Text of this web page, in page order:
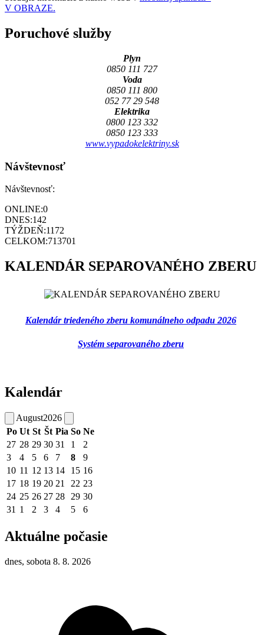
V OBRAZE.
Poruchové služby
Plyn
0850 111 727
Voda
0850 111 800
052 77 29 548
Elektrika
0800 123 332
0850 123 333
www.vypadokelektriny.sk
Návštevnosť
Návštevnosť:
ONLINE:0
DNES:142
TÝŽDEŇ:1172
CELKOM:713701
KALENDÁR SEPAROVANÉHO ZBERU
Kalendár triedeného zberu komunálneho odpadu 2026
Systém separovaného zberu
Kalendár
August2026
Po Ut St Št Pia So Ne
27 28 29 30 31 1
2
3
4 5 6 7 8
9
10 11 12 13 14 15 16
17 18 19 20 21 22 23
24 25 26 27 28 29 30
31 1 2 3 4 5 6
Aktuálne počasie
dnes, sobota 8. 8. 2026